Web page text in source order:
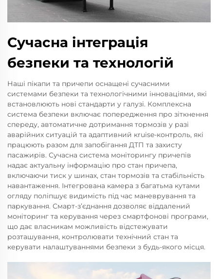
Сучасна інтеграція
безпеки та технологій
Наші пікапи та причепи оснащені сучасними
системами безпеки та технологічними інноваціями, які
встановлюють нові стандарти у галузі. Комплексна
система безпеки включає попередження про зіткнення
спереду, автоматичне дотримання тормозів у разі
аварійних ситуацій та адаптивний кruise-контроль, які
працюють разом для запобігання ДТП та захисту
пасажирів. Сучасна система моніторингу причепів
надає актуальну інформацію про стан причепа,
включаючи тиск у шинах, стан тормозів та стабільність
навантаження. Інтегрована камера з багатьма кутами
огляду поліпшує видимість під час маневрування та
паркування. Смарт-з’єднання дозволяє віддалений
моніторинг та керування через смартфонові програми,
що дає власникам можливість відстежувати
розташування, контролювати технічний стан та
керувати налаштуваннями безпеки з будь-якого місця.